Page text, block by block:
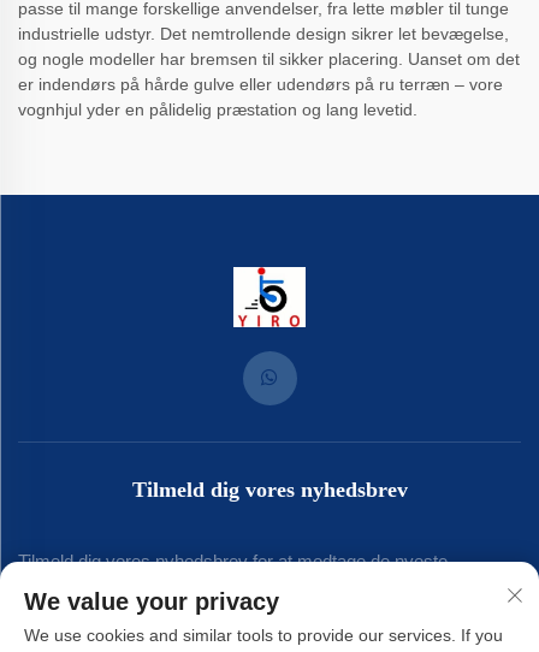
passe til mange forskellige anvendelser, fra lette møbler til tunge
industrielle udstyr. Det nemtrollende design sikrer let bevægelse,
og nogle modeller har bremsen til sikker placering. Uanset om det
er indendørs på hårde gulve eller udendørs på ru terræn – vore
vognhjul yder en pålidelig præstation og lang levetid.
Tilmeld dig vores nyhedsbrev
Tilmeld dig vores nyhedsbrev for at modtage de nyeste
branchenyt, opdateringer og indsigt fra vores team.
We value your privacy
We use cookies and similar tools to provide our services. If you